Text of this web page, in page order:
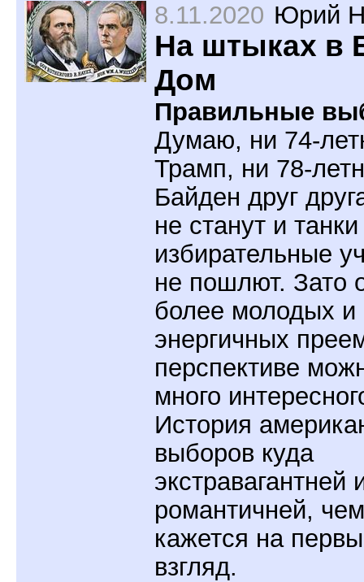
8.11.2020 Юрий
На штыках в
Дом
Правильные
Думаю, ни 74-
Трамп, ни 78-
Байден друг
не станут и
избирательные
не пошлют. Зато
более молодых и
энергичных
перспективе
много
История
выборов куда
экстравагантней
романтичней, чем
кажется на
взгляд.